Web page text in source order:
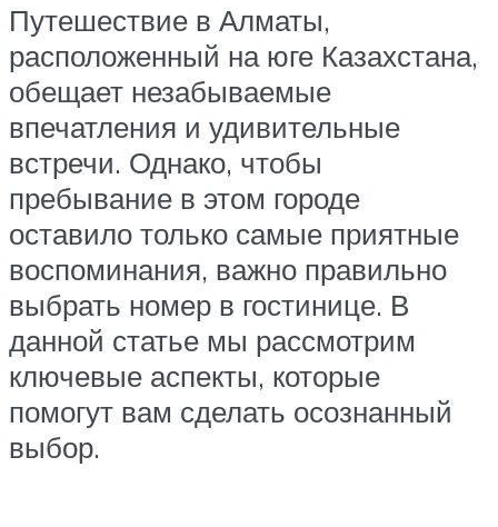
Путешествие в Алматы,
расположенный на юге Казахстана,
обещает незабываемые
впечатления и удивительные
встречи. Однако, чтобы
пребывание в этом городе
оставило только самые приятные
воспоминания, важно правильно
выбрать номер в гостинице. В
данной статье мы рассмотрим
ключевые аспекты, которые
помогут вам сделать осознанный
выбор.